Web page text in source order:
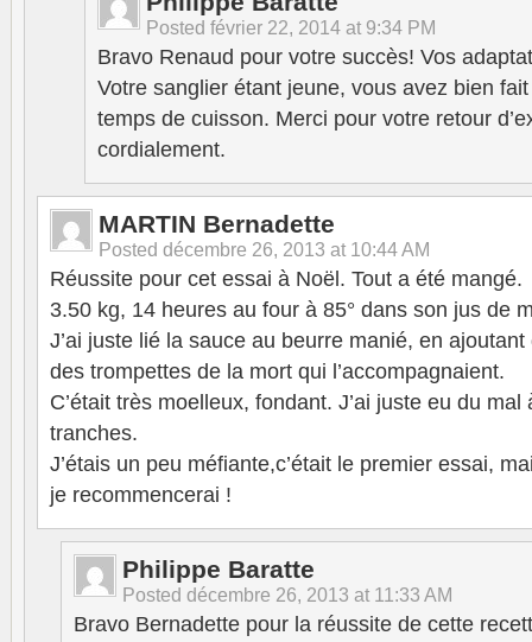
Posted février 22, 2014 at 9:34 PM
Bravo Renaud pour votre succès! Vos
Votre sanglier étant jeune, vous avez bien
temps de cuisson. Merci pour votre retour
cordialement.
MARTIN Bernadette
Posted décembre 26, 2013 at 10:44 AM
Réussite pour cet essai à Noël. Tout a été mangé.
3.50 kg, 14 heures au four à 85° dans son jus de
J’ai juste lié la sauce au beurre manié, en
des trompettes de la mort qui l’accompagnaient.
C’était très moelleux, fondant. J’ai juste eu du
tranches.
J’étais un peu méfiante,c’était le premier essai,
je recommencerai !
Philippe Baratte
Posted décembre 26, 2013 at 11:33 AM
Bravo Bernadette pour la réussite de cette